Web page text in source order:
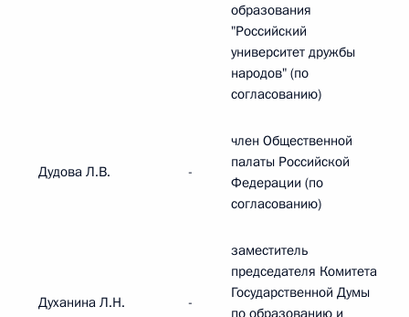
образования
"Российский
университет дружбы
народов" (по
согласованию)
Дудова Л.В. -
член Общественной
палаты Российской
Федерации (по
согласованию)
Духанина Л.Н. -
заместитель
председателя Комитета
Государственной Думы
по образованию и